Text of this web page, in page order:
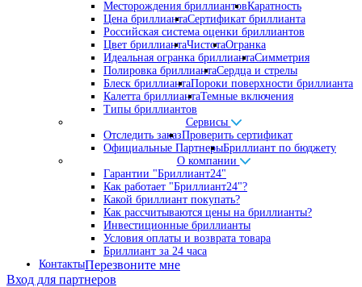
Месторождения бриллиантовКаратность
Цена бриллиантаСертификат бриллианта
Российская система оценки бриллиантов
Цвет бриллиантаЧистотаОгранка
Идеальная огранка бриллиантаСимметрия
Полировка бриллиантаСердца и стрелы
Блеск бриллиантаПороки поверхности бриллианта
Калетта бриллиантаТемные включения
Типы бриллиантов
Сервисы
Отследить заказПроверить сертификат
Официальные ПартнерыБриллиант по бюджету
О компании
Гарантии "Бриллиант24"
Как работает "Бриллиант24"?
Какой бриллиант покупать?
Как рассчитываются цены на бриллианты?
Инвестиционные бриллианты
Условия оплаты и возврата товара
Бриллиант за 24 часа
КонтактыПерезвоните мне
Вход для партнеров